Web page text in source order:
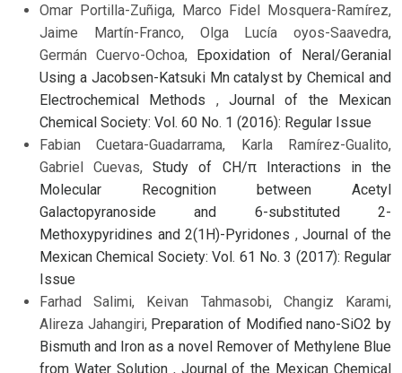
Omar Portilla-Zuñiga, Marco Fidel Mosquera-Ramírez,
Jaime Martín-Franco, Olga Lucía oyos-Saavedra,
Germán Cuervo-Ochoa, Epoxidation of Neral/Geranial
Using a Jacobsen-Katsuki Mn catalyst by Chemical and
Electrochemical Methods ,Journal of the Mexican
Chemical Society: Vol. 60 No. 1 (2016): Regular Issue
Fabian Cuetara-Guadarrama, Karla Ramírez-Gualito,
Gabriel Cuevas,Study of CH/π Interactions in the
Molecular Recognition between Acetyl
Galactopyranoside and 6-substituted 2-
Methoxypyridines and 2(1H)-Pyridones , Journal of the
Mexican Chemical Society: Vol. 61 No. 3 (2017): Regular
Issue
Farhad Salimi, Keivan Tahmasobi, Changiz Karami,
Alireza Jahangiri, Preparation of Modified nano-SiO2 by
Bismuth and Iron as a novel Remover of Methylene Blue
from Water Solution , Journal of the Mexican Chemical